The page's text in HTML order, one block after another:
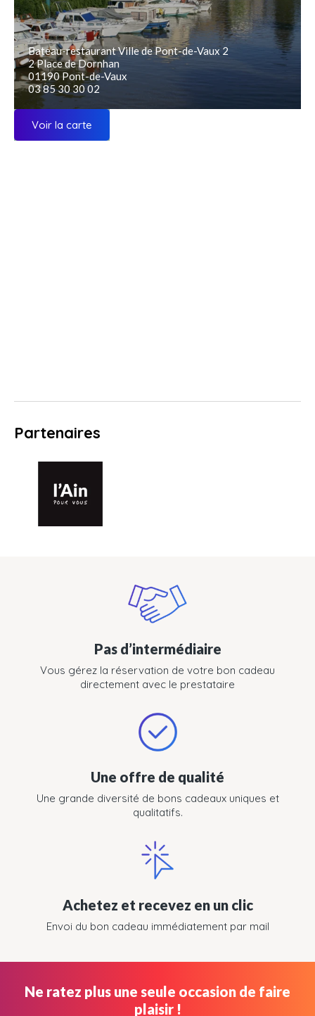
Bateau-restaurant Ville de Pont-de-Vaux 2
2 Place de Dornhan
01190 Pont-de-Vaux
03 85 30 30 02
Voir la carte
Partenaires
Pas d’intermédiaire
Vous gérez la réservation de votre bon cadeau
directement avec le prestataire
Une offre de qualité
Une grande diversité de bons cadeaux uniques et
qualitatifs.
Achetez et recevez en un clic
Envoi du bon cadeau immédiatement par mail
Ne ratez plus une seule occasion de faire
plaisir !